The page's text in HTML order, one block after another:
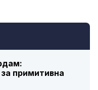
примитивна